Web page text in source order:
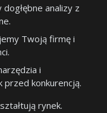
dogłębne analizy z
Twoją firmę i
i
przed konkurencją.
rynek.